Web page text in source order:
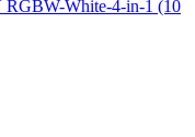
RGBW-White-4-in-1 (10